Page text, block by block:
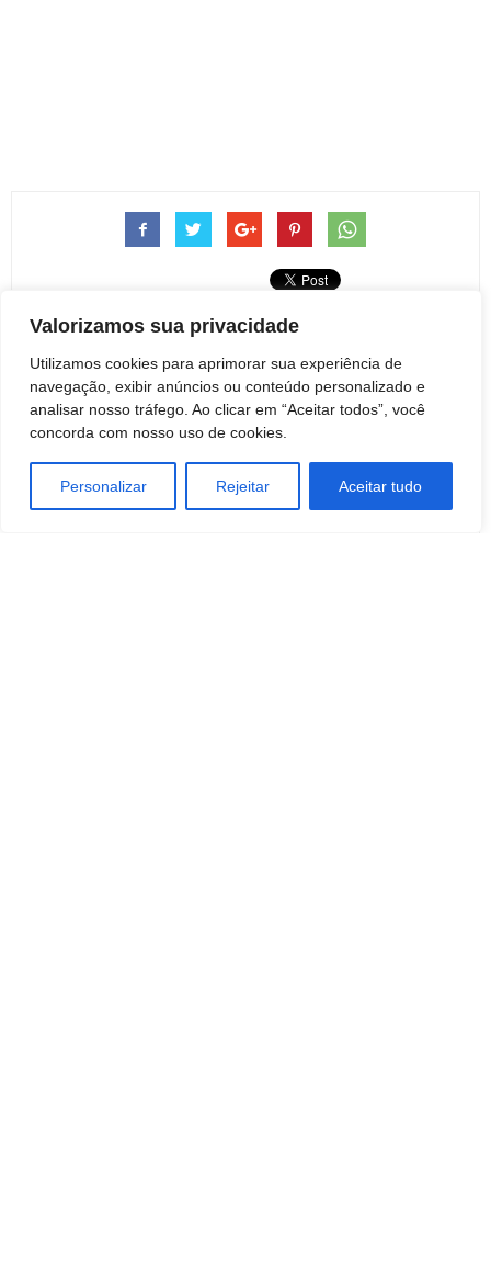
Valorizamos sua privacidade
Utilizamos cookies para aprimorar sua experiência de
navegação, exibir anúncios ou conteúdo personalizado e
analisar nosso tráfego. Ao clicar em “Aceitar todos”, você
concorda com nosso uso de cookies.
Personalizar Rejeitar Aceitar tudo
Artigo anterior
Morador de Botucatu, Rafael
Antunes é escolhido Mister
Brasil Ibero América 2023
Próximo artigo
Liceu Botucatu está com
matrículas abertas para 2023:
Do berçário ao Ensino Médio,
conheça os detalhes do Colégio